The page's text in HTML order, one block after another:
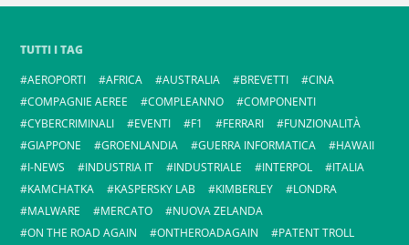
TUTTI I TAG
AEROPORTI
AFRICA AUSTRALIA BREVETTI
CINA
COMPAGNIE AEREE
COMPLEANNO
COMPONENTI
CYBERCRIMINALI
EVENTI F1 FERRARI
FUNZIONALITÀ
GIAPPONE
GROENLANDIA GUERRA INFORMATICA
HAWAII
I-NEWS
INDUSTRIA IT INDUSTRIALE INTERPOL
ITALIA
KAMCHATKA
KASPERSKY LAB KIMBERLEY
LONDRA
MALWARE
MERCATO
NUOVA ZELANDA
ON THE ROAD AGAIN
ONTHEROADAGAIN
PATENT TROLL